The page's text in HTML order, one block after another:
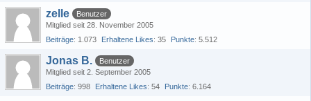
zelle
Benutzer
Mitglied seit 28. November 2005
Beiträge 1.073 Erhaltene Likes 35 Punkte 5.512
Jonas B.
Benutzer
Mitglied seit 2. September 2005
Beiträge 998 Erhaltene Likes 54 Punkte 6.164